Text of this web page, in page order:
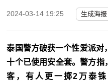
2024-03-14 19:25 生成海报
泰国警方破获一个性爱派对
十个已使用安全套。警方
客，有人更一掷2万泰